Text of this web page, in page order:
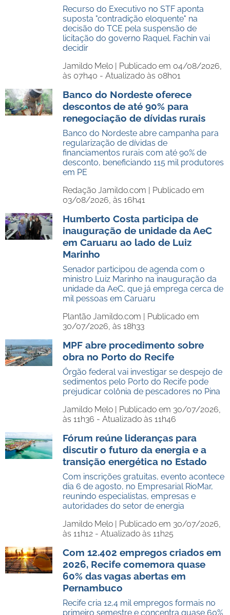
Recurso do Executivo no STF aponta
suposta "contradição eloquente" na
decisão do TCE pela suspensão de
licitação do governo Raquel. Fachin vai
decidir
Jamildo Melo | Publicado em 04/08/2026,
às 07h40 - Atualizado às 08h01
Banco do Nordeste oferece
descontos de até 90% para
renegociação de dívidas rurais
Banco do Nordeste abre campanha para
regularização de dívidas de
financiamentos rurais com até 90% de
desconto, beneficiando 115 mil produtores
em PE
Redação Jamildo.com | Publicado em
03/08/2026, às 16h41
Humberto Costa participa de
inauguração de unidade da AeC
em Caruaru ao lado de Luiz
Marinho
Senador participou de agenda com o
ministro Luiz Marinho na inauguração da
unidade da AeC, que já emprega cerca de
mil pessoas em Caruaru
Plantão Jamildo.com | Publicado em
30/07/2026, às 18h33
MPF abre procedimento sobre
obra no Porto do Recife
Órgão federal vai investigar se despejo de
sedimentos pelo Porto do Recife pode
prejudicar colônia de pescadores no Pina
Jamildo Melo | Publicado em 30/07/2026,
às 11h36 - Atualizado às 11h46
Fórum reúne lideranças para
discutir o futuro da energia e a
transição energética no Estado
Com inscrições gratuitas, evento acontece
dia 6 de agosto, no Empresarial RioMar,
reunindo especialistas, empresas e
autoridades do setor de energia
Jamildo Melo | Publicado em 30/07/2026,
às 11h12 - Atualizado às 11h25
Com 12.402 empregos criados em
2026, Recife comemora quase
60% das vagas abertas em
Pernambuco
Recife cria 12,4 mil empregos formais no
primeiro semestre e concentra quase 60%